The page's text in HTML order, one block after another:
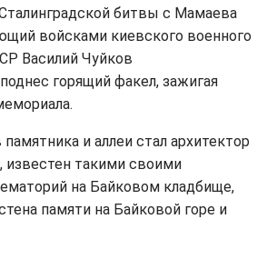
битвы с Мамаева
войсками киевского военного
Василий Чуйков
горящий факел, зажигая
и аллеи стал архитектор
такими своими
на Байковом кладбище,
памяти на Байковой горе и